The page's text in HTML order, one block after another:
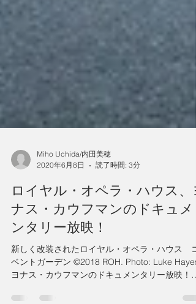
Miho Uchida/内田美穂
2020年6月8日
読了時間: 3分
ロイヤル・オペラ・ハウス、
ナス・カウフマンのドキュメ
ンタリー放映！
新しく改装されたロイヤル・オペラ・ハウス コ